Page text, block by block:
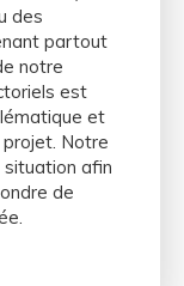
des
partout
notre
est
et
Notre
afin
de